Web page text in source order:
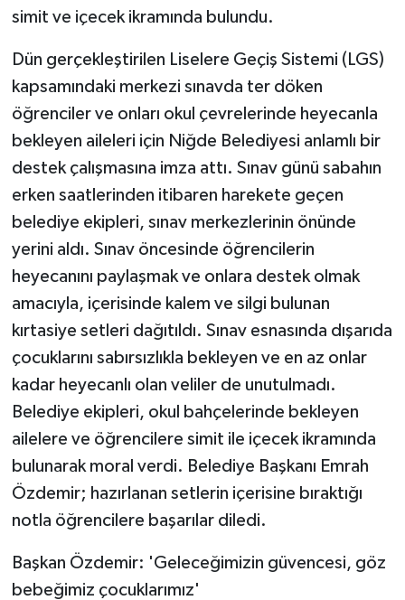
simit ve içecek ikramında bulundu.
Dün gerçekleştirilen Liselere Geçiş Sistemi (LGS)
kapsamındaki merkezi sınavda ter döken
öğrenciler ve onları okul çevrelerinde heyecanla
bekleyen aileleri için Niğde Belediyesi anlamlı bir
destek çalışmasına imza attı. Sınav günü sabahın
erken saatlerinden itibaren harekete geçen
belediye ekipleri, sınav merkezlerinin önünde
yerini aldı. Sınav öncesinde öğrencilerin
heyecanını paylaşmak ve onlara destek olmak
amacıyla, içerisinde kalem ve silgi bulunan
kırtasiye setleri dağıtıldı. Sınav esnasında dışarıda
çocuklarını sabırsızlıkla bekleyen ve en az onlar
kadar heyecanlı olan veliler de unutulmadı.
Belediye ekipleri, okul bahçelerinde bekleyen
ailelere ve öğrencilere simit ile içecek ikramında
bulunarak moral verdi. Belediye Başkanı Emrah
Özdemir; hazırlanan setlerin içerisine bıraktığı
notla öğrencilere başarılar diledi.
Başkan Özdemir: 'Geleceğimizin güvencesi, göz
bebeğimiz çocuklarımız'